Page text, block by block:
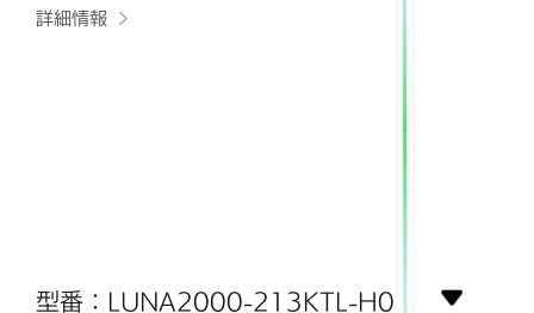
詳細情報
型番：LUNA2000-213KTL-H0